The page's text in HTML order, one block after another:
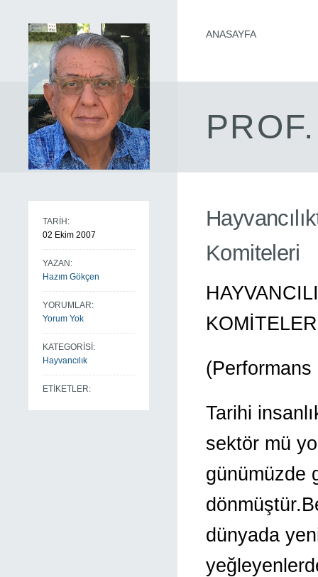
ANASAYFA
TARİH:
02 Ekim 2007
YAZAN:
Hazım Gökçen
YORUMLAR:
Yorum Yok
KATEGORİSİ:
Hayvancılık
ETİKETLER:
Komiteleri
(Performans
Tarihi
sektör mü
günümüzde
dünyada